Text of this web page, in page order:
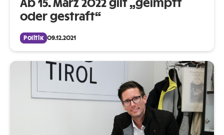
Ab 15. März 2022 gilt „geimpft
oder gestraft“
Politik 09.12.2021